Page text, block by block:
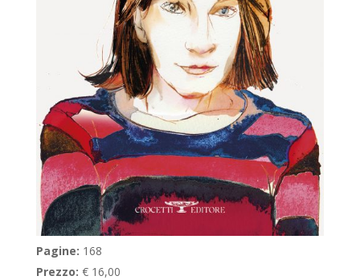
Pagine: 168
Prezzo: € 16,00